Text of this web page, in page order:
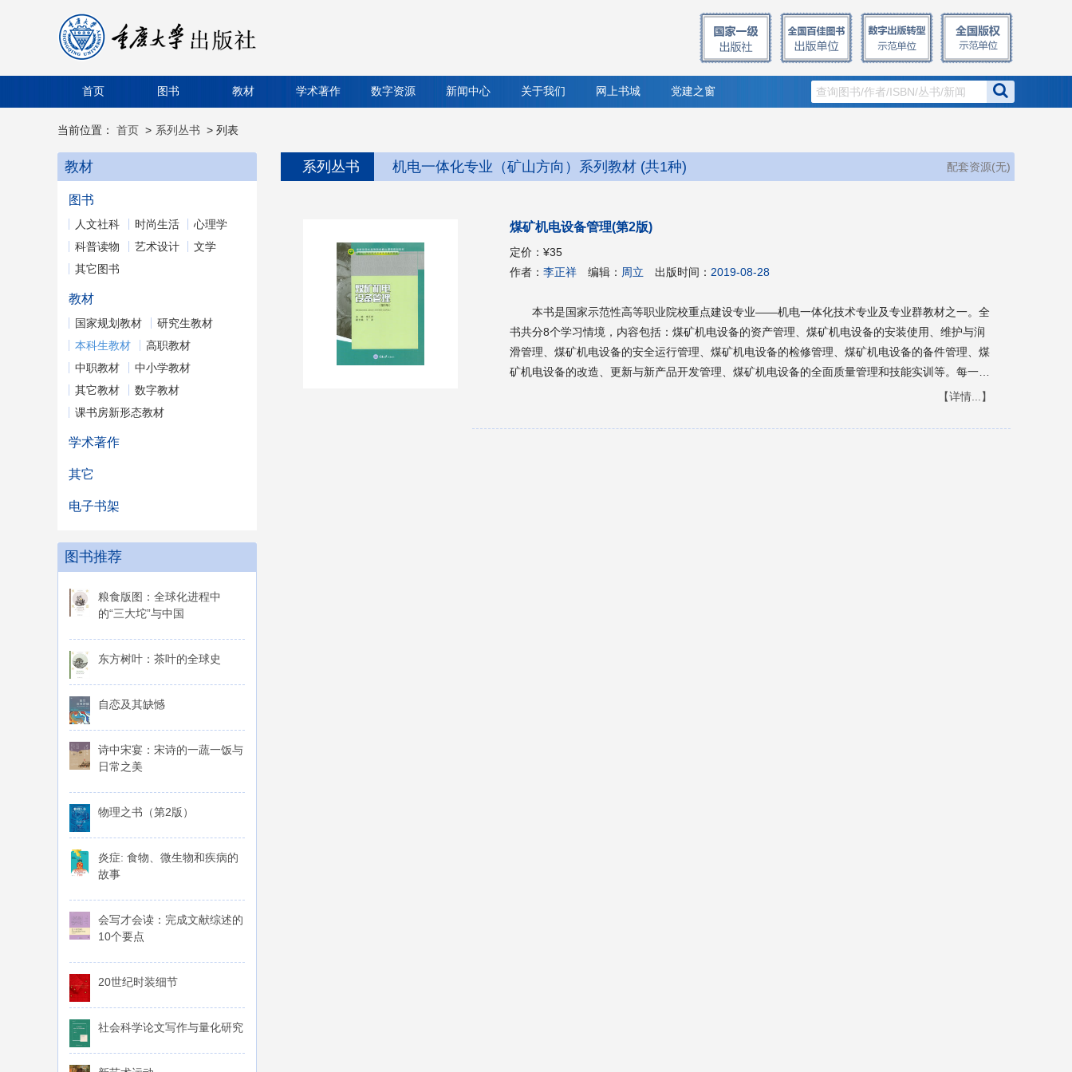
首页 图书 教材 学术著作 数字资源 新闻中心 关于我们 网上书城 党建之窗
当前位置： 首页 > 系列丛书 > 列表
教材
图书
人文社科 时尚生活
心理学
科普读物
艺术设计
文学
其它图书
教材
国家规划教材
研究生教材
本科生教材
高职教材
中职教材
中小学教材
其它教材
数字教材
课书房新形态教材
学术著作
其它
电子书架
图书推荐
粮食版图：全球化进程中
的“三大坨”与中国
东方树叶：茶叶的全球史
自恋及其缺憾
诗中宋宴：宋诗的一蔬一饭与
日常之美
物理之书（第2版）
炎症: 食物、微生物和疾病的
故事
会写才会读：完成文献综述的
10个要点
20世纪时装细节
社会科学论文写作与量化研究
系列丛书 机电一体化专业（矿山方向）系列教材 (共1种) 配套资源(无)
煤矿机电设备管理(第2版)
定价：¥35
作者：李正祥 编辑： 周立 出版时间： 2019-08-28
本书是国家示范性高等职业院校重点建设专业——机电一体化技术专业及专业群教材之一。全
书共分8个学习情境，内容包括：煤矿机电设备的资产管理、煤矿机电设备的安装使用、维护与润
滑管理、煤矿机电设备的安全运行管理、煤矿机电设备的检修管理、煤矿机电设备的备件管理、煤
矿机电设备的改造、更新与新产品开发管理、煤矿机电设备的全面质量管理和技能实训等。每一学
习情境中包含多个工作任务，每一工作任务设“相关知识”“任务描述”“任务分析”“任务实施”“任务考
理实践的联系以及管理理论的实践操作性，力求探索一种教、学、练、干于一体的新型教学模式，
【详情...】